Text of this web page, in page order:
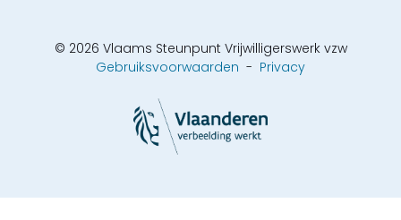
© 2026 Vlaams Steunpunt Vrijwilligerswerk vzw
Gebruiksvoorwaarden - Privacy